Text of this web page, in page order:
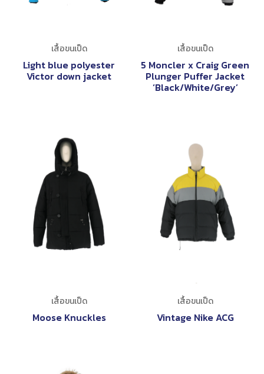
เสื้อขนเป็ด
Light blue polyester
Victor down jacket
เสื้อขนเป็ด
5 Moncler x Craig Green
Plunger Puffer Jacket
‘Black/White/Grey’
เสื้อขนเป็ด
Moose Knuckles
เสื้อขนเป็ด
Vintage Nike ACG